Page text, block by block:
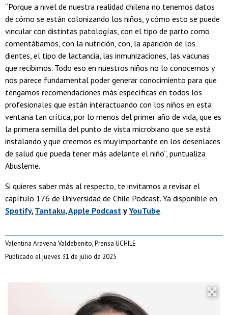
“Porque a nivel de nuestra realidad chilena no tenemos datos
de cómo se están colonizando los niños, y cómo esto se puede
vincular con distintas patologías, con el tipo de parto como
comentábamos, con la nutrición, con, la aparición de los
dientes, el tipo de lactancia, las inmunizaciones, las vacunas
que recibimos. Todo eso en nuestros niños no lo conocemos y
nos parece fundamental poder generar conocimiento para que
tengamos recomendaciones más específicas en todos los
profesionales que están interactuando con los niños en esta
ventana tan crítica, por lo menos del primer año de vida, que es
la primera semilla del punto de vista microbiano que se está
instalando y que creemos es muy importante en los desenlaces
de salud que pueda tener más adelante el niño”, puntualiza
Abusleme.
Si quieres saber más al respecto, te invitamos a revisar el
capítulo 176 de Universidad de Chile Podcast. Ya disponible en
Spotify, Tantaku,Apple Podcast yYouTube.
Valentina Aravena Valdebenito, Prensa UCHILE
Publicado el jueves 31 de julio de 2025